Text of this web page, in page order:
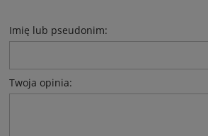
Imię lub pseudonim:
Twoja opinia: